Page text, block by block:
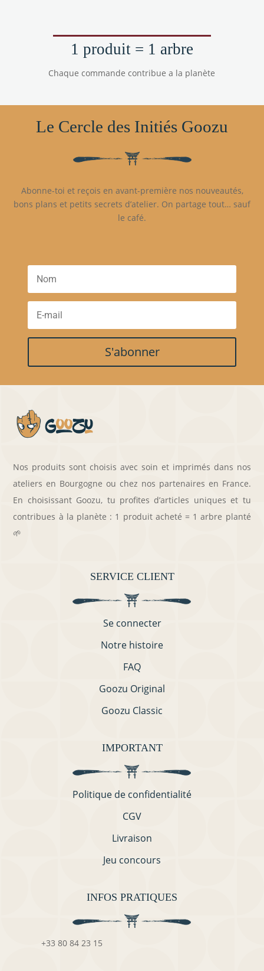
1 produit = 1 arbre
Chaque commande contribue a la planète
Le Cercle des Initiés Goozu
Abonne-toi et reçois en avant-première nos nouveautés,
bons plans et petits secrets d’atelier. On partage tout… sauf
le café.
S'abonner
Nos produits sont choisis avec soin et imprimés dans nos
ateliers en Bourgogne ou chez nos partenaires en France.
En choisissant Goozu, tu profites d’articles uniques et tu
contribues à la planète : 1 produit acheté = 1 arbre planté
🌱
SERVICE CLIENT
Se connecter
Notre histoire
FAQ
Goozu Original
Goozu Classic
IMPORTANT
Politique de confidentialité
CGV
Livraison
Jeu concours
INFOS PRATIQUES
+33 80 84 23 15